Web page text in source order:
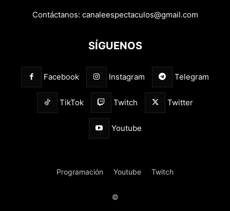
Contáctanos: canaleespectaculos@gmail.com
SÍGUENOS
Facebook Instagram Telegram
TikTok Twitch Twitter
Youtube
Programación Youtube Twitch
©